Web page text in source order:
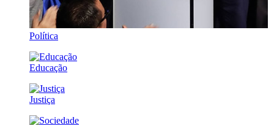
Política
Educação
Justiça